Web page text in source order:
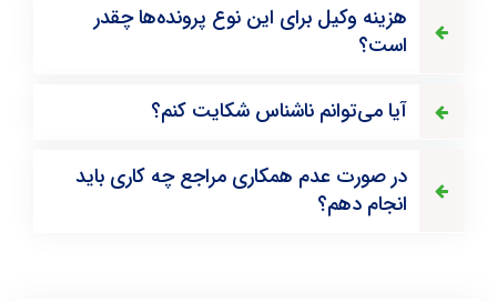
هزینه وکیل برای این نوع پرونده‌ها چقدر
است؟
آیا می‌توانم ناشناس شکایت کنم؟
در صورت عدم همکاری مراجع چه کاری باید
انجام دهم؟